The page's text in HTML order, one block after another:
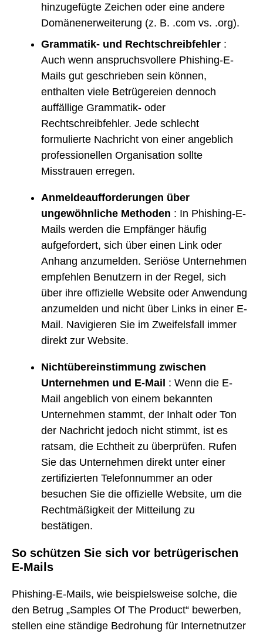
hinzugefügte Zeichen oder eine andere
Domänenerweiterung (z. B. .com vs. .org).
Grammatik- und Rechtschreibfehler :
Auch wenn anspruchsvollere Phishing-E-
Mails gut geschrieben sein können,
enthalten viele Betrügereien dennoch
auffällige Grammatik- oder
Rechtschreibfehler. Jede schlecht
formulierte Nachricht von einer angeblich
professionellen Organisation sollte
Misstrauen erregen.
Anmeldeaufforderungen über
ungewöhnliche Methoden : In Phishing-E-
Mails werden die Empfänger häufig
aufgefordert, sich über einen Link oder
Anhang anzumelden. Seriöse Unternehmen
empfehlen Benutzern in der Regel, sich
über ihre offizielle Website oder Anwendung
anzumelden und nicht über Links in einer E-
Mail. Navigieren Sie im Zweifelsfall immer
direkt zur Website.
Nichtübereinstimmung zwischen
Unternehmen und E-Mail : Wenn die E-
Mail angeblich von einem bekannten
Unternehmen stammt, der Inhalt oder Ton
der Nachricht jedoch nicht stimmt, ist es
ratsam, die Echtheit zu überprüfen. Rufen
Sie das Unternehmen direkt unter einer
zertifizierten Telefonnummer an oder
besuchen Sie die offizielle Website, um die
Rechtmäßigkeit der Mitteilung zu
bestätigen.
So schützen Sie sich vor betrügerischen
E-Mails
Phishing-E-Mails, wie beispielsweise solche, die
den Betrug „Samples Of The Product“ bewerben,
stellen eine ständige Bedrohung für Internetnutzer